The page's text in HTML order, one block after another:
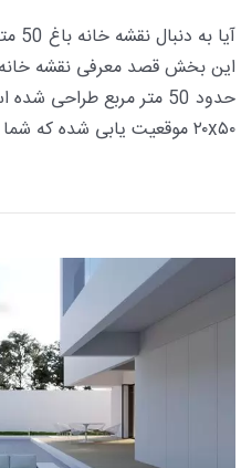
این بخش قصد معرفی نقشه خانه
حدود 50 متر مربع
۲۰x۵۰ موقعیت یابی شده که شما می توانید این